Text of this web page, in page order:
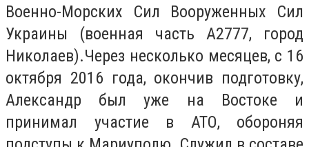
Военно-Морских Сил Вооруженных Сил
Украины (военная часть А2777, город
Николаев).Через несколько месяцев, с 16
октября 2016 года, окончив подготовку,
Александр был уже на Востоке и
принимал участие в АТО, обороняя